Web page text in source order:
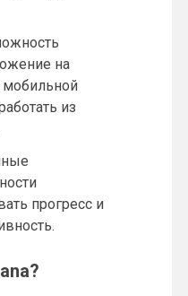
на
мобильной
из
прогресс и